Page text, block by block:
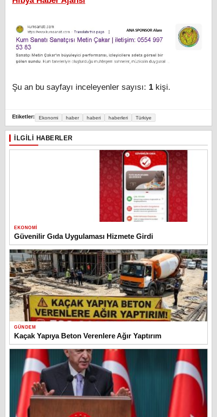
Şu an bu sayfayı inceleyenler sayısı: 1 kişi.
Etiketler: Ekonomi haber haberi haberleri Türkiye
İLGILI HABERLER
EKONOMI
Güvenilir Gıda Uygulaması Hizmete Girdi
GÜNDEM
Kaçak Yapıya Beton Verenlere Ağır Yaptırım